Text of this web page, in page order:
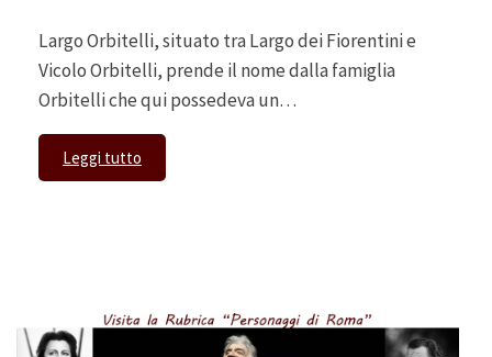
Largo Orbitelli, situato tra Largo dei Fiorentini e
Vicolo Orbitelli, prende il nome dalla famiglia
Orbitelli che qui possedeva un…
Leggi tutto